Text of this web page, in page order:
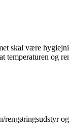
skal være
temperaturen og